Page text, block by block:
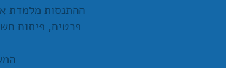
ההתנסות מלמדת
פרטים, פיתוח